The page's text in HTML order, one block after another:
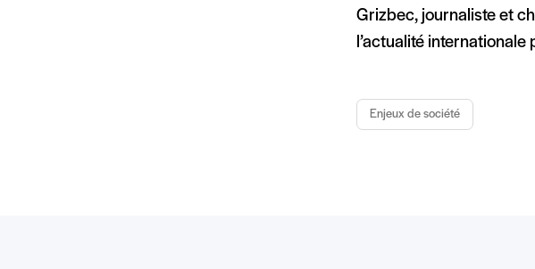
Grizbec, journaliste et
l’actualité
Enjeux de société